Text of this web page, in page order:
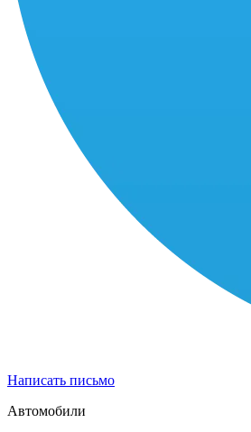
Написать письмо
Автомобили